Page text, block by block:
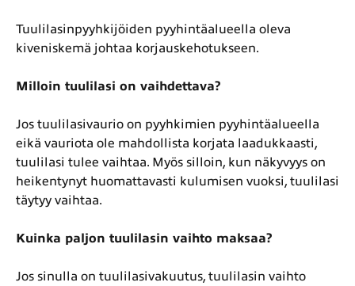
Tuulilasinpyyhkijöiden pyyhintäalueella oleva
kiveniskemä johtaa korjauskehotukseen.
Milloin tuulilasi on vaihdettava?
Jos tuulilasivaurio on pyyhkimien pyyhintäalueella
eikä vauriota ole mahdollista korjata laadukkaasti,
tuulilasi tulee vaihtaa. Myös silloin, kun näkyvyys on
heikentynyt huomattavasti kulumisen vuoksi, tuulilasi
täytyy vaihtaa.
Kuinka paljon tuulilasin vaihto maksaa?
Jos sinulla on tuulilasivakuutus, tuulilasin vaihto